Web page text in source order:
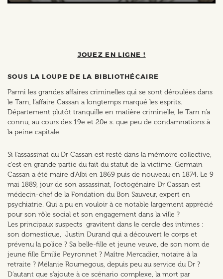
JOUEZ EN LIGNE !
SOUS LA LOUPE DE LA BIBLIOTHÉCAIRE
Parmi les grandes affaires criminelles qui se sont déroulées dans
le Tarn, l’affaire Cassan a longtemps marqué les esprits.
Département plutôt tranquille en matière criminelle, le Tarn n’a
connu, au cours des 19e et 20e s. que peu de condamnations à
la peine capitale.
Si l’assassinat du Dr Cassan est resté dans la mémoire collective,
c’est en grande partie du fait du statut de la victime. Germain
Cassan a été maire d’Albi en 1869 puis de nouveau en 1874. Le 9
mai 1889, jour de son assassinat, l’octogénaire Dr Cassan est
médecin-chef de la Fondation du Bon Sauveur, expert en
psychiatrie. Qui a pu en vouloir à ce notable largement apprécié
pour son rôle social et son engagement dans la ville ?
Les principaux suspects gravitent dans le cercle des intimes :
son domestique, Justin Durand qui a découvert le corps et
prévenu la police ? Sa belle-fille et jeune veuve, de son nom de
jeune fille Emilie Peyronnet ? Maître Mercadier, notaire à la
retraite ? Mélanie Roumegous, depuis peu au service du Dr ?
D’autant que s’ajoute à ce scénario complexe, la mort par